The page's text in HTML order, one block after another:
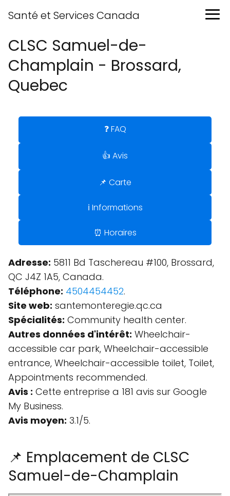
Santé et Services Canada
CLSC Samuel-de-
Champlain - Brossard,
Quebec
❓ FAQ
👍 Avis
📌 Carte
ℹ️ Informations
⏰ Horaires
Adresse: 5811 Bd Taschereau #100, Brossard,
QC J4Z 1A5, Canada.
Téléphone: 4504454452.
Site web: santemonteregie.qc.ca
Spécialités: Community health center.
Autres données d'intérêt: Wheelchair-
accessible car park, Wheelchair-accessible
entrance, Wheelchair-accessible toilet, Toilet,
Appointments recommended.
Avis : Cette entreprise a 181 avis sur Google
My Business.
Avis moyen: 3.1/5.
📌 Emplacement de CLSC
Samuel-de-Champlain